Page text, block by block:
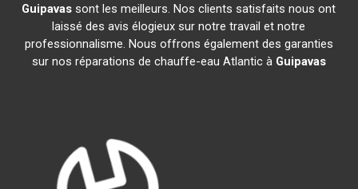
Guipavas sont les meilleurs. Nos clients satisfaits nous ont
laissé des avis élogieux sur notre travail et notre
professionnalisme. Nous offrons également des garanties
sur nos réparations de chauffe-eau Atlantic à Guipavas